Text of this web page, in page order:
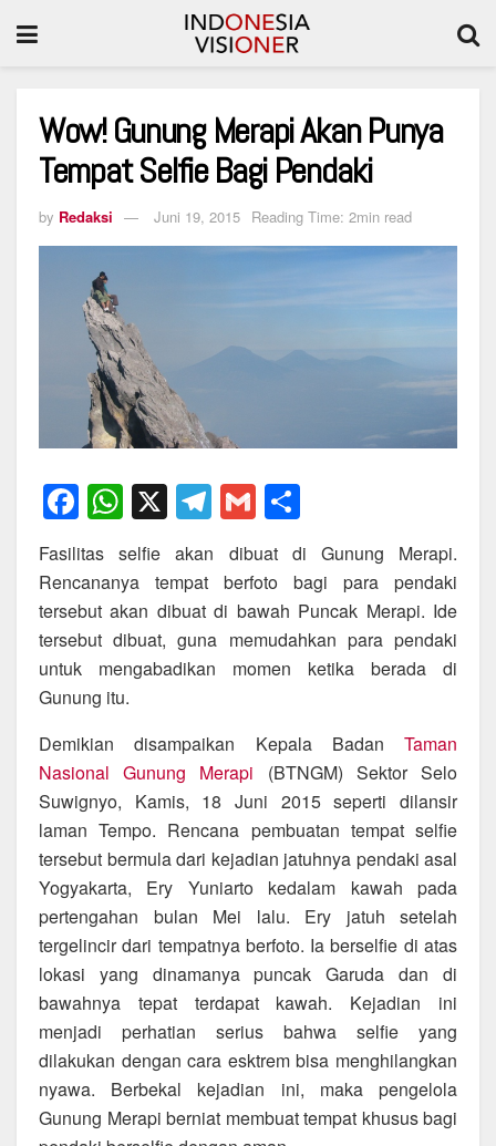
Wow! Gunung Merapi Akan Punya
Tempat Selfie Bagi Pendaki
by Redaksi Juni 19, 2015 Reading Time: 2min read
F
a
c
e
b
o
o
k
W
h
at
s
A
p
p
X T
el
e
gr
a
m
G
m
ail
h
ar
e
Fasilitas selfie akan dibuat di Gunung Merapi.
Rencananya tempat berfoto bagi para pendaki
tersebut akan dibuat di bawah Puncak Merapi. Ide
tersebut dibuat, guna memudahkan para pendaki
untuk mengabadikan momen ketika berada di
Gunung itu.
Demikian disampaikan Kepala Badan Taman
Nasional Gunung Merapi (BTNGM) Sektor Selo
Suwignyo, Kamis, 18 Juni 2015 seperti dilansir
laman Tempo. Rencana pembuatan tempat selfie
tersebut bermula dari kejadian jatuhnya pendaki asal
Yogyakarta, Ery Yuniarto kedalam kawah pada
pertengahan bulan Mei lalu. Ery jatuh setelah
tergelincir dari tempatnya berfoto. Ia berselfie di atas
lokasi yang dinamanya puncak Garuda dan di
bawahnya tepat terdapat kawah. Kejadian ini
menjadi perhatian serius bahwa selfie yang
dilakukan dengan cara esktrem bisa menghilangkan
nyawa. Berbekal kejadian ini, maka pengelola
Gunung Merapi berniat membuat tempat khusus bagi